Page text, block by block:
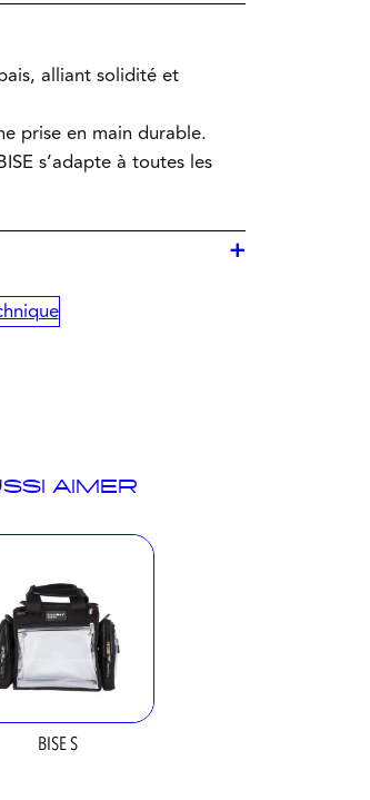
alliant solidité et
prise en main durable.
s’adapte à toutes les
+
AIMER
BISE S